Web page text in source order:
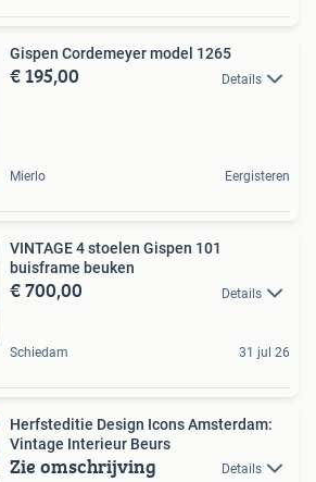
Gispen Cordemeyer model 1265
€ 195,00 Details
Mierlo Eergisteren
VINTAGE 4 stoelen Gispen 101
buisframe beuken
€ 700,00 Details
Schiedam 31 jul 26
Herfsteditie Design Icons Amsterdam:
Vintage Interieur Beurs
Zie omschrijving Details